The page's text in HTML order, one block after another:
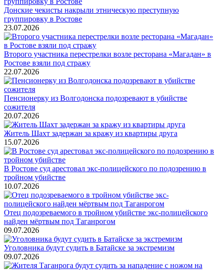
Донские чекисты накрыли этническую преступную
группировку в Ростове
23.07.2026
Второго участника перестрелки возле ресторана «Магадан» в
Ростове взяли под стражу
22.07.2026
Пенсионерку из Волгодонска подозревают в убийстве
сожителя
20.07.2026
Житель Шахт задержан за кражу из квартиры друга
15.07.2026
В Ростове суд арестовал экс-полицейского по подозрению в
тройном убийстве
10.07.2026
Отец подозреваемого в тройном убийстве экс-полицейского
найден мёртвым под Таганрогом
09.07.2026
Уголовника будут судить в Батайске за экстремизм
09.07.2026